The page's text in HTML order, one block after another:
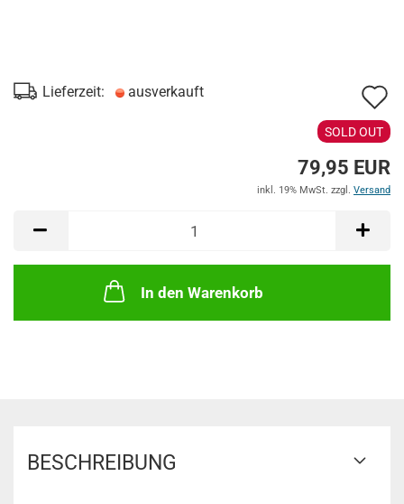
Lieferzeit: ausverkauft
SOLD OUT
79,95 EUR
inkl. 19% MwSt. zzgl. Versand
In den Warenkorb
BESCHREIBUNG